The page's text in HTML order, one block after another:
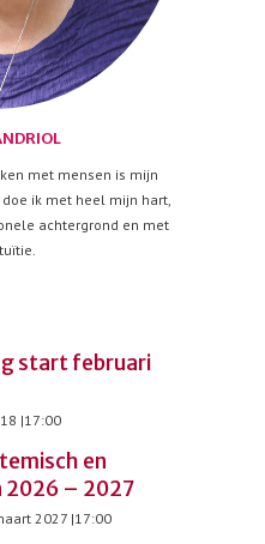
met mensen is mijn
ik met heel mijn hart,
achtergrond en met
start februari
|17:00
en
2026 – 2027
2027 |17:00